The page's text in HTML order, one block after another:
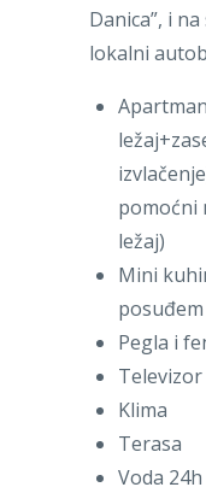
Danica”, i
lokalni
pomoćni
ležaj)
Mini
Pegla i
Klima
Terasa
Voda 24h